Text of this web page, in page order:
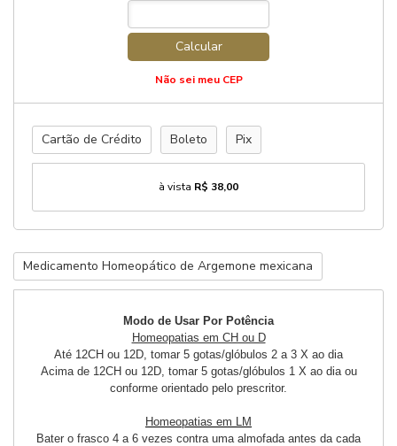
Calcular
Não sei meu CEP
Cartão de Crédito Boleto Pix
à vista R$ 38,00
Medicamento Homeopático de Argemone mexicana
Modo de Usar Por Potência
Homeopatias em CH ou D
Até 12CH ou 12D, tomar 5 gotas/glóbulos 2 a 3 X ao dia
Acima de 12CH ou 12D, tomar 5 gotas/glóbulos 1 X ao dia ou
conforme orientado pelo prescritor.
Homeopatias em LM
Bater o frasco 4 a 6 vezes contra uma almofada antes da cada